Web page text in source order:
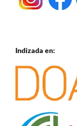
Indizada en: